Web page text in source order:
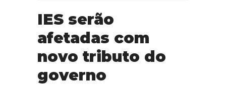
IES serão
afetadas com
novo tributo do
governo